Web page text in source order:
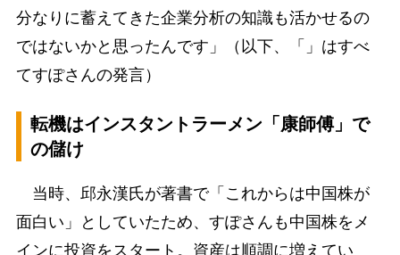
分なりに蓄えてきた企業分析の知識も活かせるの
ではないかと思ったんです」（以下、「」はすべ
てすぽさんの発言）
転機はインスタントラーメン「康師傅」で
の儲け
当時、邱永漢氏が著書で「これからは中国株が
面白い」としていたため、すぽさんも中国株をメ
インに投資をスタート。資産は順調に増えてい